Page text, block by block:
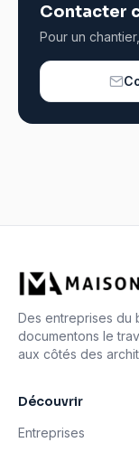
Contacter
Pour un
Des entreprises du
documentons le
aux côtés des
Découvrir
Entreprises